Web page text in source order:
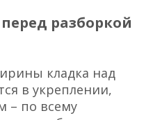
разборкой
кладка над
в укреплении,
– по всему